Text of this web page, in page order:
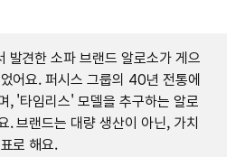
발견한 소파 브랜드 알로소가 게으
어요. 퍼시스 그룹의 40년 전통에
, '타임리스' 모델을 추구하는 알로
. 브랜드는 대량 생산이 아닌, 가치
로 해요.